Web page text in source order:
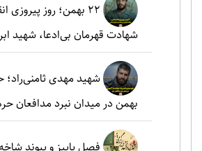
۲۲ بهمن؛ روز پیروزی
شهادت قهرمان بی‌ادعا، شهید
بهمن در میدان نبرد مدافعان
فصل پاییز و پیوند